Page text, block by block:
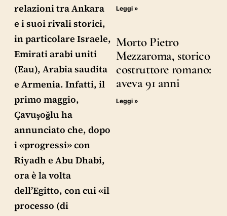
relazioni tra Ankara
e i suoi rivali storici,
in particolare Israele,
Emirati arabi uniti
(Eau), Arabia saudita
e Armenia. Infatti, il
primo maggio,
Çavuşoğlu ha
annunciato che, dopo
i «progressi» con
Riyadh e Abu Dhabi,
ora è la volta
dell’Egitto, con cui «il
processo (di
Leggi »
Morto Pietro
Mezzaroma, storico
costruttore romano:
aveva 91 anni
Leggi »